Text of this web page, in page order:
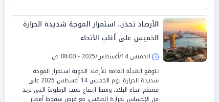
الأرصاد تحذر.. استمرار الموجة شديدة الحرارة
الخميس على أغلب الأنحاء
الخميس 14/أغسطس/2025 - 08:00 ص
تتوقع الهيئة العامة للأرصاد الجوية استمرار الموجة
شديدة الحرارة يوم الخميس 14 أغسطس 2025 على
معظم أنحاء البلاد، وسط ارتفاع نسب الرطوبة التي تزيد
من الإحساس بحرارة الطقس، مع فرص سقوط أمطار